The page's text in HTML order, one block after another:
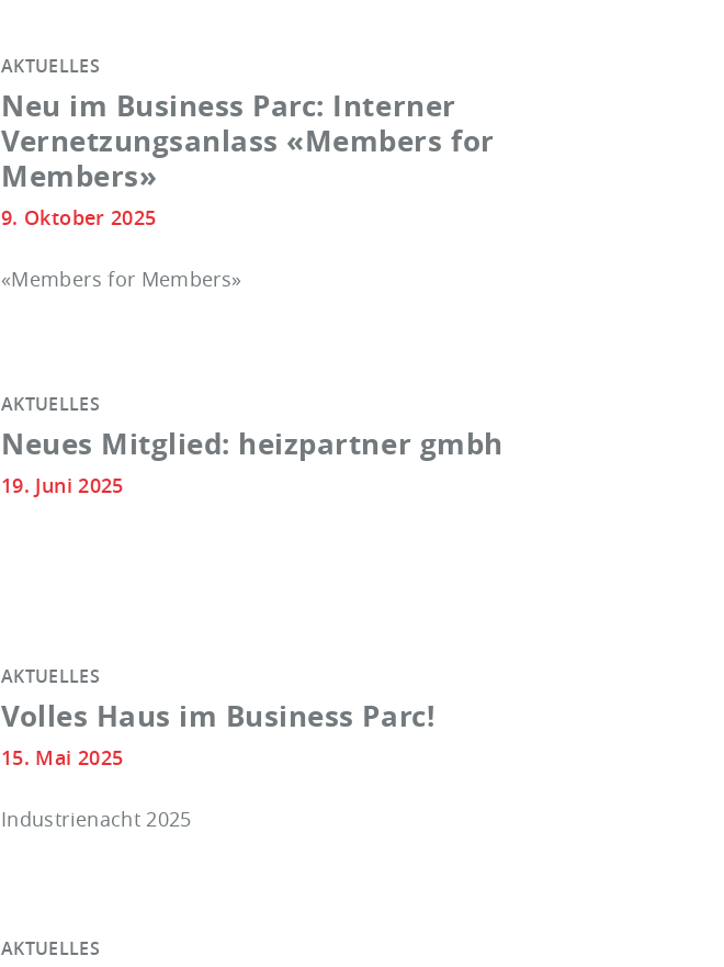
AKTUELLES
Neu im Business Parc: Interner
Vernetzungsanlass «Members for
Members»
9. Oktober 2025
«Members for Members»
AKTUELLES
Neues Mitglied: heizpartner gmbh
19. Juni 2025
AKTUELLES
Volles Haus im Business Parc!
15. Mai 2025
Industrienacht 2025
AKTUELLES